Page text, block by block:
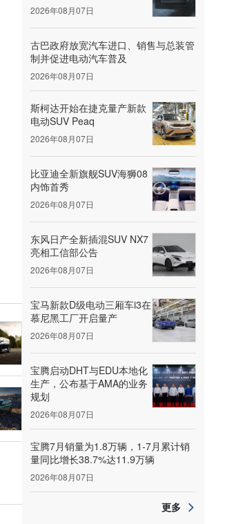
2026年08月07日
古巴政府放宽汽车进口、销售与总装管
制并促进电动汽车普及
2026年08月07日
斯柯达开始在捷克量产新款
电动SUV Peaq
2026年08月07日
比亚迪全新旗舰SUV海狮08
内饰首秀
2026年08月07日
东风日产全新插混SUV NX7
亮相工信部公告
2026年08月07日
宝马新款D级电动三厢车i3在
慕尼黑工厂开启量产
2026年08月07日
宝腾启动DHT与EDU本地化
生产，公布基于AMA的业务
规划
2026年08月07日
宝腾7月销量为1.8万辆，1-7月累计销
量同比增长38.7%达11.9万辆
2026年08月07日
更多